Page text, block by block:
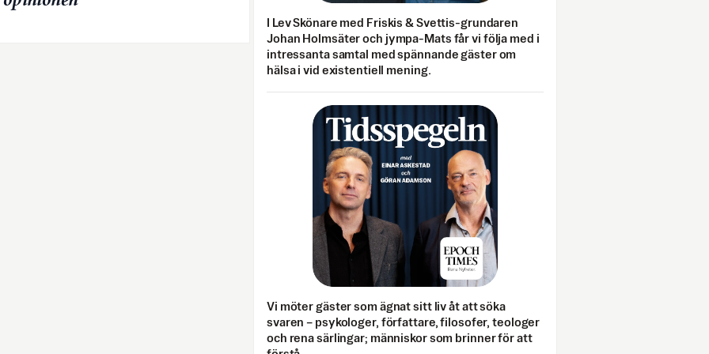
I Lev Skönare med Friskis & Svettis-grundaren
Johan Holmsäter och jympa-Mats får vi följa med i
intressanta samtal med spännande gäster om
hälsa i vid existentiell mening.
Vi möter gäster som ägnat sitt liv åt att söka
svaren – psykologer, författare, filosofer, teologer
och rena särlingar; människor som brinner för att